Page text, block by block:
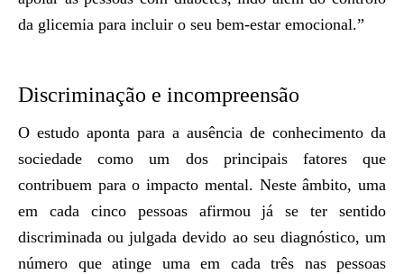
da glicemia para incluir o seu bem-estar emocional.”
Discriminação e incompreensão
O estudo aponta para a ausência de conhecimento da
sociedade como um dos principais fatores que
contribuem para o impacto mental. Neste âmbito, uma
em cada cinco pessoas afirmou já se ter sentido
discriminada ou julgada devido ao seu diagnóstico, um
número que atinge uma em cada três nas pessoas